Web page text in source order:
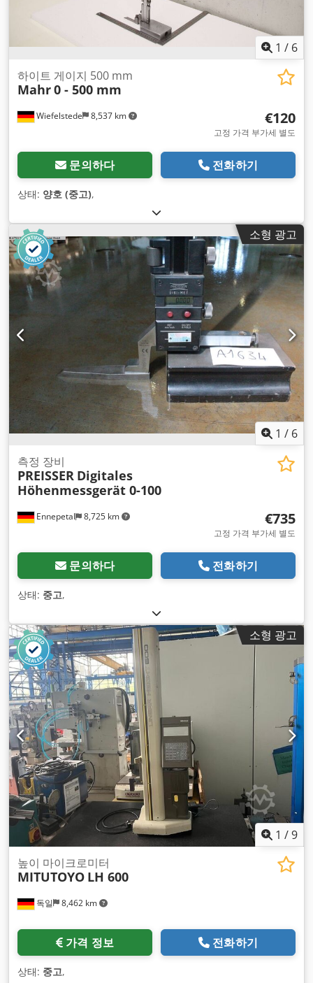
1 / 6
Wiefelstede 8,537 km
하이트 게이지 500 mm
Mahr0 - 500 mm
€120
고정 가격 부가세 별도
문의하다 전화하기
상태: 양호 (중고),
소형 광고
1 / 6
Ennepetal 8,725 km
측정 장비
PREISSER Digitales
Höhenmessgerät 0-100
€735
고정 가격 부가세 별도
문의하다 전화하기
상태: 중고,
소형 광고
1 /9
독일 8,462 km
높이 마이크로미터
MITUTOYO LH 600
가격 정보 전화하기
상태: 중고,